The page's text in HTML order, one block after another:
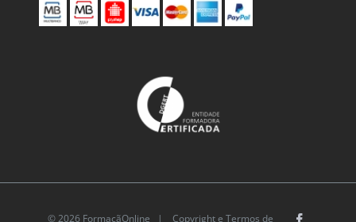
© 2026 FormaçãOnline | Copyright e Termos de